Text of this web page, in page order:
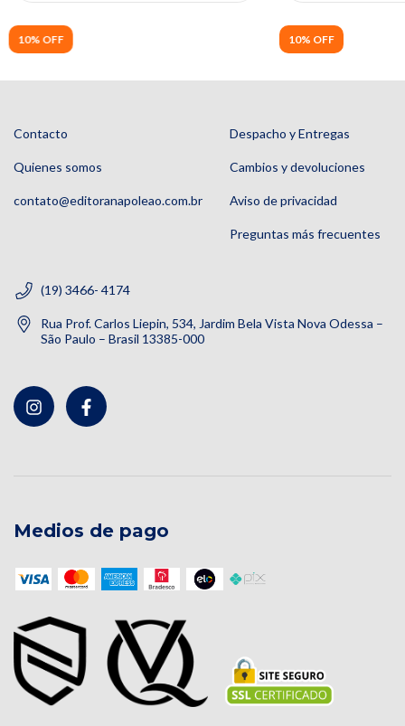
10% OFF 10% OFF
Contacto
Quienes somos
contato@editoranapoleao.com.br
Despacho y Entregas
Cambios y devoluciones
Aviso de privacidad
Preguntas más frecuentes
(19) 3466- 4174
Rua Prof. Carlos Liepin, 534, Jardim Bela Vista Nova Odessa –
São Paulo – Brasil 13385-000
Medios de pago